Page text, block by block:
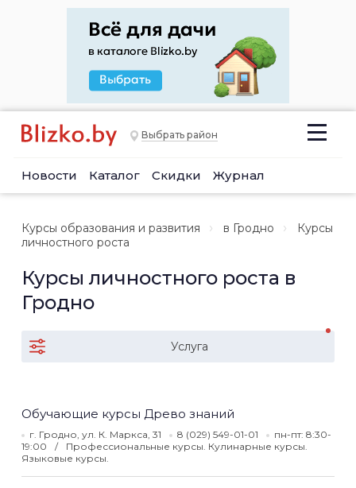
Выбрать район
Новости Каталог Скидки Журнал
Курсы образования и развития в Гродно
Курсы
личностного роста
Курсы личностного роста в
Гродно
Услуга
Обучающие курсы Древо знаний
г. Гродно, ул. К. Маркса, 31 8 (029) 549-01-01
пн-пт: 8:30-
19:00
Профессиональные курсы. Кулинарные курсы.
Языковые курсы.